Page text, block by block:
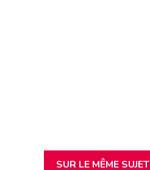
SUR LE MÊME SUJET